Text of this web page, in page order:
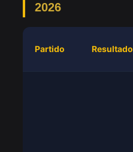
2026
Partido Resultado